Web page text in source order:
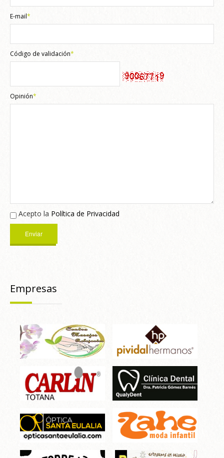
E-mail*
Código de validación*
Opinión*
Acepto la Política de Privacidad
Empresas